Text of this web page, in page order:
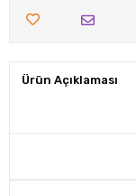
Ürün Açıklaması